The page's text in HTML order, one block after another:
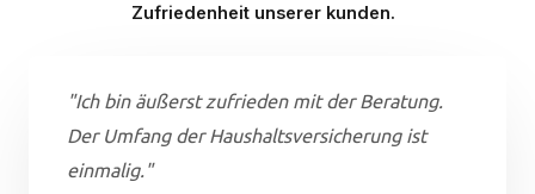
Zufriedenheit unserer kunden.
"Ich bin äußerst zufrieden mit der Beratung.
Der Umfang der Haushaltsversicherung ist
einmalig."